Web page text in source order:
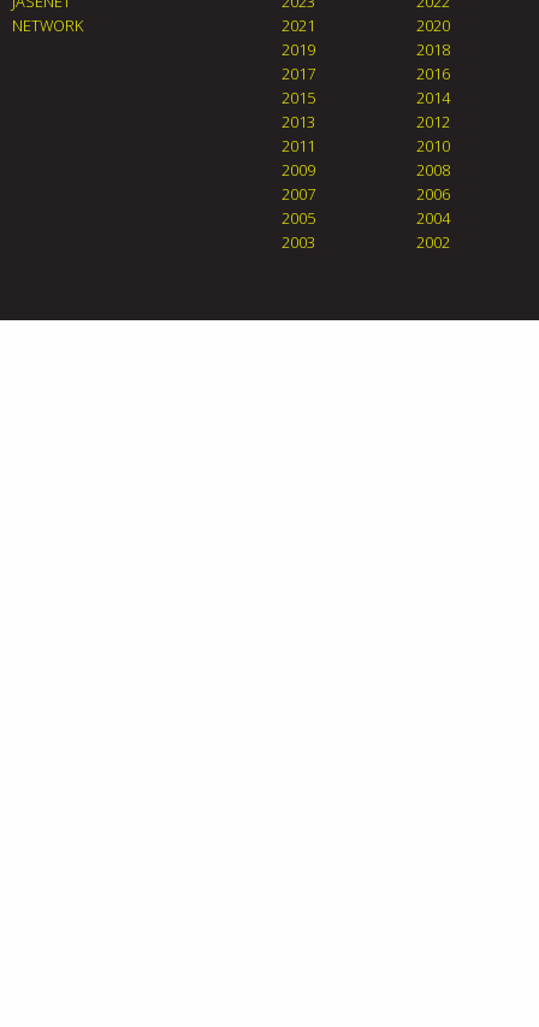
NETWORK
2021
2020
2019
2018
2017
2016
2015
2014
2013
2012
2011
2010
2009
2008
2007
2006
2005
2004
2003
2002